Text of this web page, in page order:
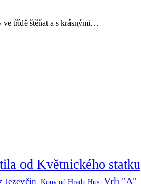
ve třídě štěňat a s krásnými…
od Květnického statku
Jezevčin Kony od Hradu Hus Vrh "A"